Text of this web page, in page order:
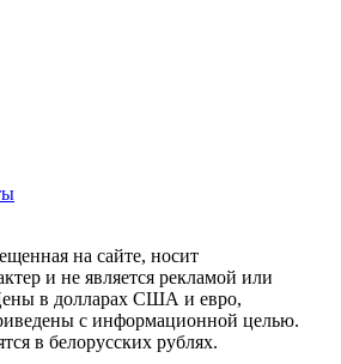
на сайте, носит
и не является рекламой или
в долларах США и евро,
с информационной целью.
в белорусских рублях.